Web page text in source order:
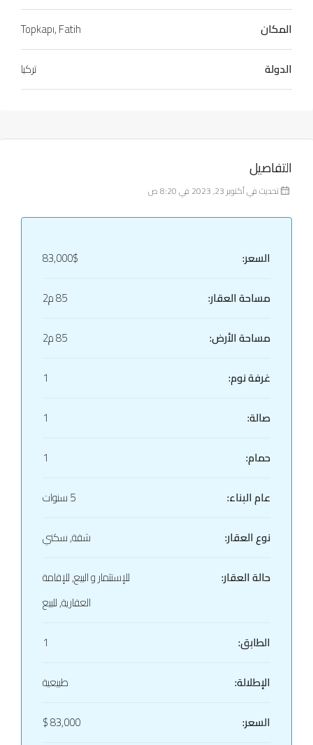
المكان
Topkapı, Fatih
الدولة
تركيا
التفاصيل
تحديث في أكتوبر 23, 2023 في 8:20 ص
السعر:
83,000$
مساحة العقار:
85 م2
مساحة الأرض:
85 م2
غرفة نوم:
1
صالة:
1
حمام:
1
عام البناء:
5 سنوات
نوع العقار:
شقة, سكني
حالة العقار:
للإستثمار و البيع, للإقامة
العقارية, للبيع
الطابق:
1
الإطلالة:
طبيعية
السعر:
83,000 $